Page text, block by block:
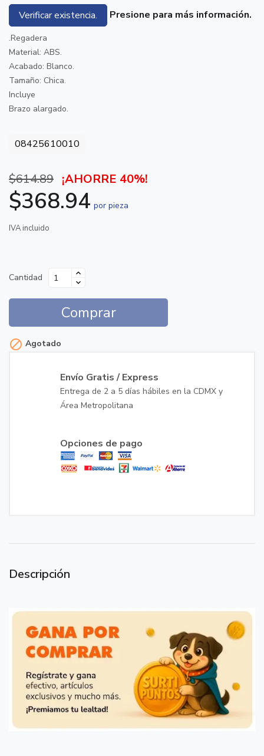
Verificar existencia. Presione para más información.
.Regadera
Material: ABS.
Acabado: Blanco.
Tamaño: Chica.
Incluye
Brazo alargado.
08425610010
$614.89 ¡AHORRE 40%!
$368.94 por pieza
IVA incluido
Cantidad
Comprar
 Agotado
Envío Gratis / Express
Entrega de 2 a 5 días hábiles en la CDMX y
Área Metropolitana
Opciones de pago
Descripción